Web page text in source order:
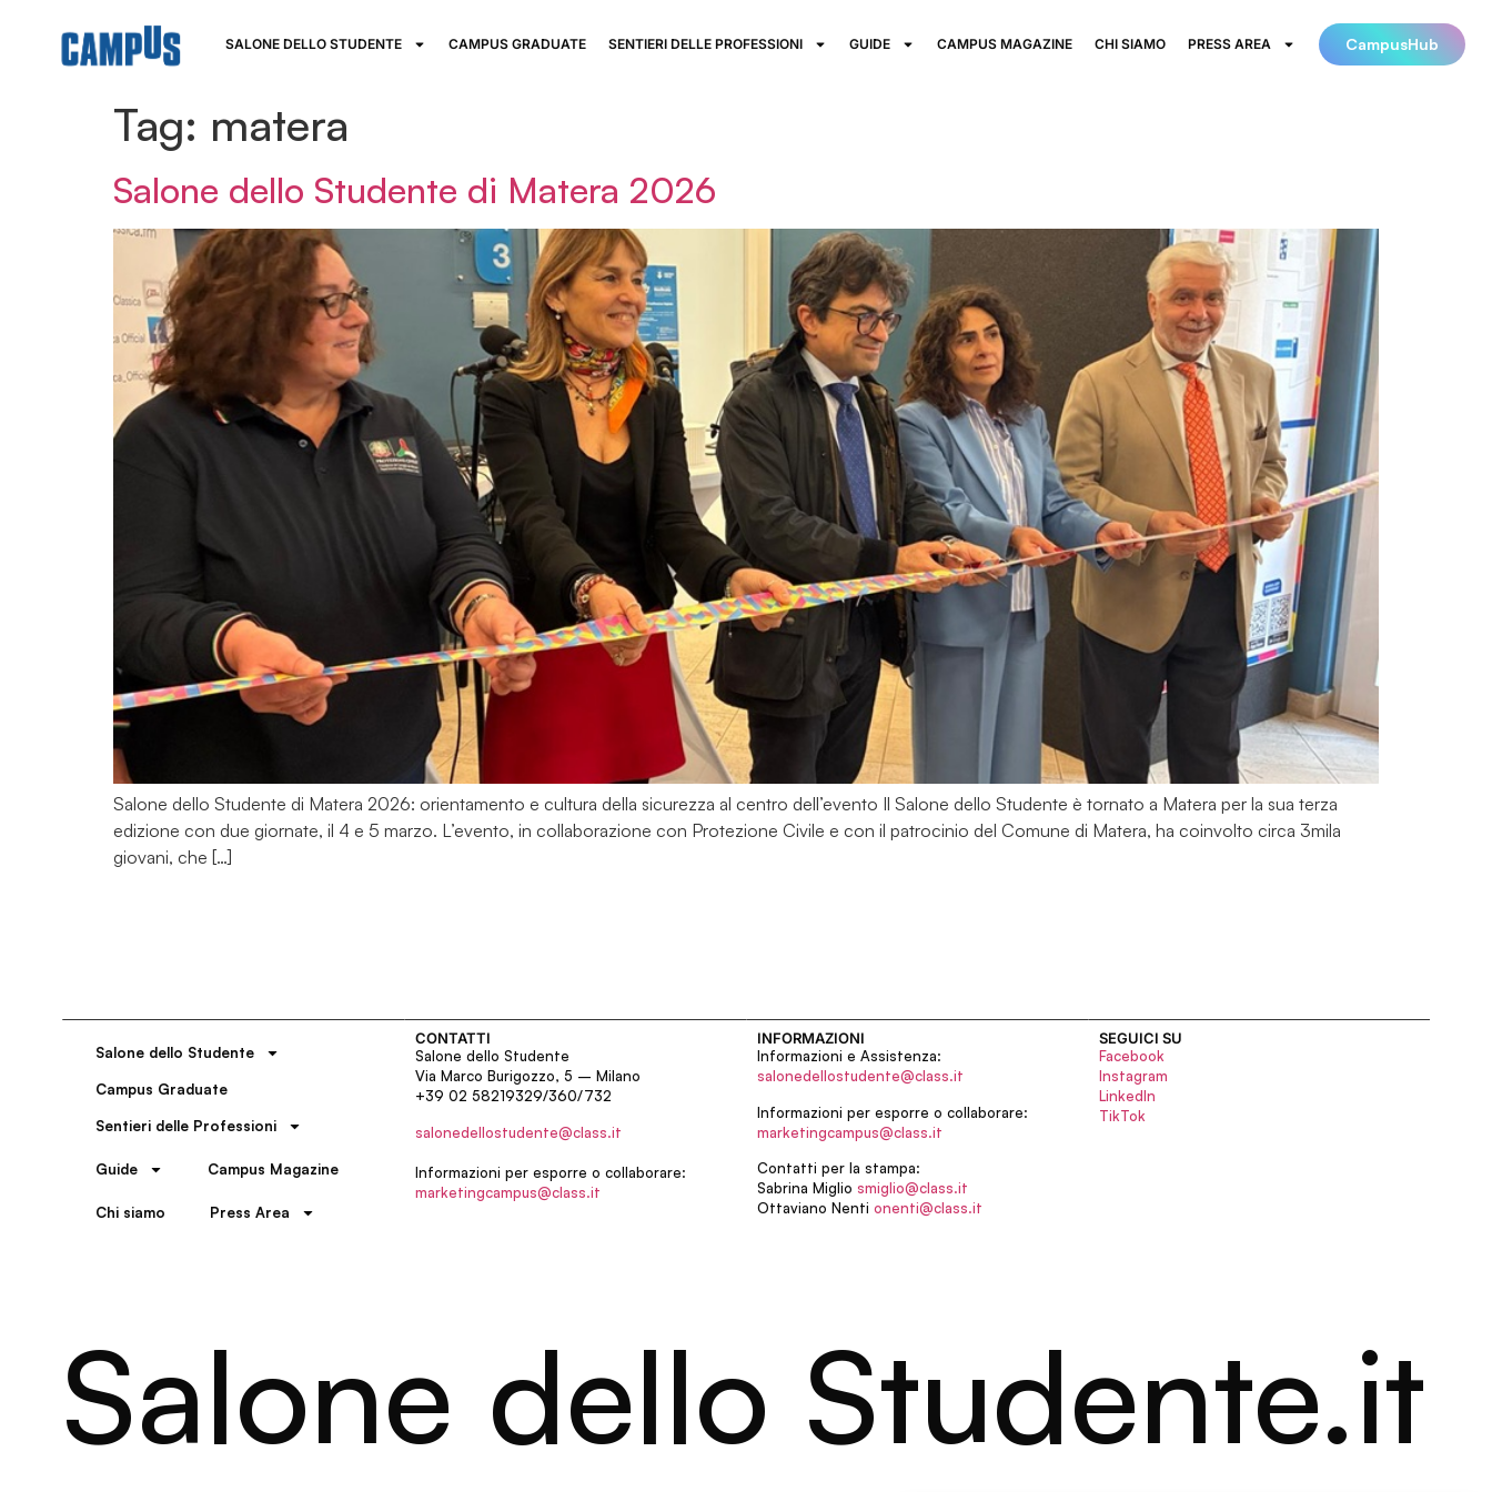
SALONE DELLO STUDENTE CAMPUS GRADUATE SENTIERI DELLE PROFESSIONI GUIDE CAMPUS MAGAZINE CHI SIAMO PRESS AREA CampusHub
Tag: matera
Salone dello Studente di Matera 2026
Salone dello Studente di Matera 2026: orientamento e cultura della sicurezza al centro dell’evento Il Salone dello Studente è tornato a Matera per la sua terza
edizione con due giornate, il 4 e 5 marzo. L’evento, in collaborazione con Protezione Civile e con il patrocinio del Comune di Matera, ha coinvolto circa 3mila
giovani, che […]
Salone dello Studente
Campus Graduate
Sentieri delle Professioni
Guide Campus Magazine
Chi siamo Press Area
CONTATTI
Salone dello Studente
Via Marco Burigozzo, 5 – Milano
+39 02 58219329/360/732
salonedellostudente@class.it
Informazioni per esporre o collaborare:
marketingcampus@class.it
INFORMAZIONI
Informazioni e Assistenza:
salonedellostudente@class.it
Informazioni per esporre o collaborare:
marketingcampus@class.it
Contatti per la stampa:
Sabrina Miglio smiglio@class.it
Ottaviano Nenti onenti@class.it
SEGUICI SU
Facebook
Instagram
LinkedIn
TikTok
Salone dello Studente.it